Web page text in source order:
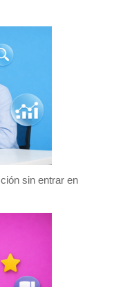
sin entrar en